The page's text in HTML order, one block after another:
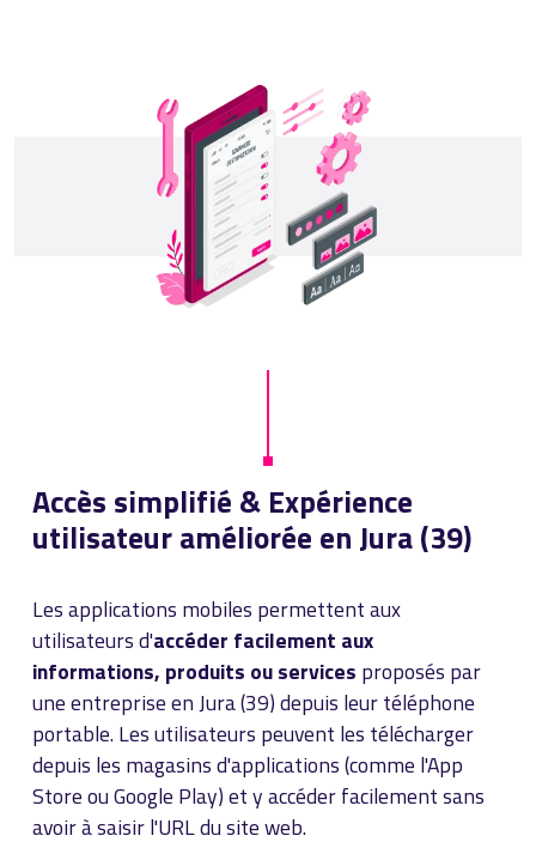
Accès simplifié & Expérience
utilisateur améliorée en Jura (39)
Les applications mobiles permettent aux
utilisateurs d'accéder facilement aux
informations, produits ou services proposés par
une entreprise en Jura (39) depuis leur téléphone
portable. Les utilisateurs peuvent les télécharger
depuis les magasins d'applications (comme l'App
Store ou Google Play) et y accéder facilement sans
avoir à saisir l'URL du site web.